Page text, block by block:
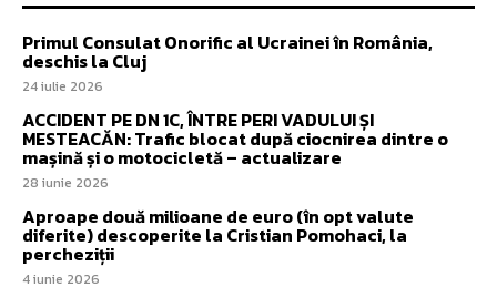
Primul Consulat Onorific al Ucrainei în România,
deschis la Cluj
24 iulie 2026
ACCIDENT PE DN 1C, ÎNTRE PERI VADULUI ȘI
MESTEACĂN: Trafic blocat după ciocnirea dintre o
mașină și o motocicletă – actualizare
28 iunie 2026
Aproape două milioane de euro (în opt valute
diferite) descoperite la Cristian Pomohaci, la
percheziții
4 iunie 2026